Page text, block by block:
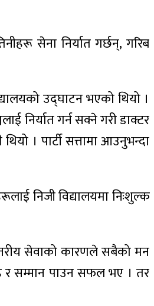
सेना निर्यात गर्छन्, गरिब
उद्घाटन भएको थियो ।
निर्यात गर्न सक्ने गरी डाक्टर
। पार्टी सत्तामा आउनुभन्दा
निजी विद्यालयमा निःशुल्क
सेवाको कारणले सबैको मन
र सम्मान पाउन सफल भए । तर